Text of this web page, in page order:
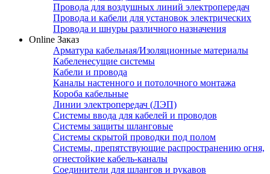
Провода для воздушных линий электропередач
Провода и кабели для установок электрических
Провода и шнуры различного назначения
Online Заказ
Арматура кабельная/Изоляционные материалы
Кабеленесущие системы
Кабели и провода
Каналы настенного и потолочного монтажа
Короба кабельные
Линии электропередач (ЛЭП)
Системы ввода для кабелей и проводов
Системы защиты шланговые
Системы скрытой проводки под полом
Системы, препятствующие распространению огня,
огнестойкие кабель-каналы
Соединители для шлангов и рукавов